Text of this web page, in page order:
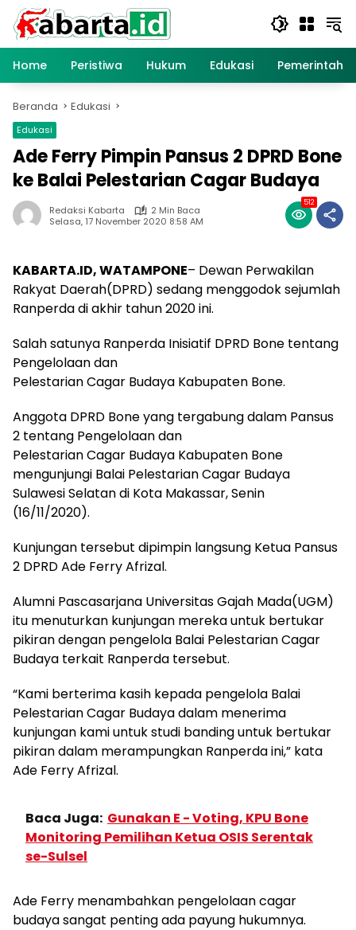
Langsung
konten
Home
Peristiwa Hukum Edukasi
Beranda Edukasi
Edukasi
Ade Ferry Pimpin Pansus 2 DPRD Bone
ke Balai Pelestarian Cagar Budaya
Redaksi Kabarta
2 Min Baca
Selasa, 17 November 2020 8:58 AM
512
KABARTA.ID, WATAMPONE– Dewan Perwakilan
Rakyat Daerah(DPRD) sedang menggodok sejumlah
Ranperda di akhir tahun 2020 ini.
Salah satunya Ranperda Inisiatif DPRD Bone tentang
Pengelolaan dan
Pelestarian Cagar Budaya Kabupaten Bone.
Anggota DPRD Bone yang tergabung dalam Pansus
2 tentang Pengelolaan dan
Pelestarian Cagar Budaya Kabupaten Bone
mengunjungi Balai Pelestarian Cagar Budaya
Sulawesi Selatan di Kota Makassar, Senin
(16/11/2020).
Kunjungan tersebut dipimpin langsung Ketua Pansus
2 DPRD Ade Ferry Afrizal.
Alumni Pascasarjana Universitas Gajah Mada(UGM)
itu menuturkan kunjungan mereka untuk bertukar
pikiran dengan pengelola Balai Pelestarian Cagar
Budaya terkait Ranperda tersebut.
“Kami berterima kasih kepada pengelola Balai
Pelestarian Cagar Budaya dalam menerima
kunjungan kami untuk studi banding untuk bertukar
pikiran dalam merampungkan Ranperda ini,” kata
Ade Ferry Afrizal.
Baca Juga: Gunakan E - Voting, KPU Bone
Monitoring Pemilihan Ketua OSIS Serentak
se-Sulsel
Ade Ferry menambahkan pengelolaan cagar
budaya sangat penting ada payung hukumnya.